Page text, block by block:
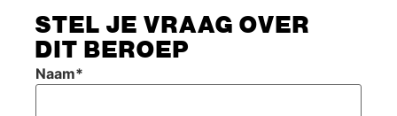
STEL JE VRAAG OVER
DIT BEROEP
Naam*